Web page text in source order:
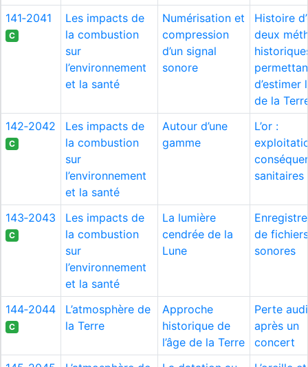
141‑2041
C
Les impacts de
la combustion
sur
l’environnement
et la santé
Numérisation et
compression
d’un signal
sonore
Histoire
deux
d’estimer
de la
142‑2042
C
Les impacts de
la combustion
sur
l’environnement
et la santé
Autour d’une
gamme
L’or :
sanitaires
143‑2043
C
Les impacts de
la combustion
sur
l’environnement
et la santé
La lumière
cendrée de la
Lune
de
sonores
144‑2044
C
L’atmosphère de
la Terre
Approche
historique de
l’âge de la Terre
Perte
après un
concert